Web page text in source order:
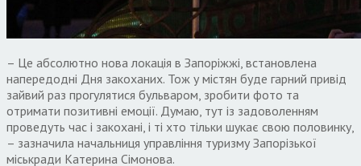
– Це абсолютно нова локація в Запоріжжі, встановлена
напередодні Дня закоханих. Тож у містян буде гарний привід
зайвий раз прогулятися бульваром, зробити фото та
отримати позитивні емоції. Думаю, тут із задоволенням
проведуть час і закохані, і ті хто тільки шукає свою половинку,
– зазначила начальниця управління туризму Запорізької
міськради Катерина Сімонова.